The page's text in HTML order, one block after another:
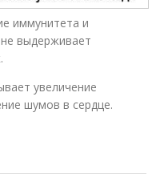
иммунитета и
выдерживает
увеличение
шумов в сердце.